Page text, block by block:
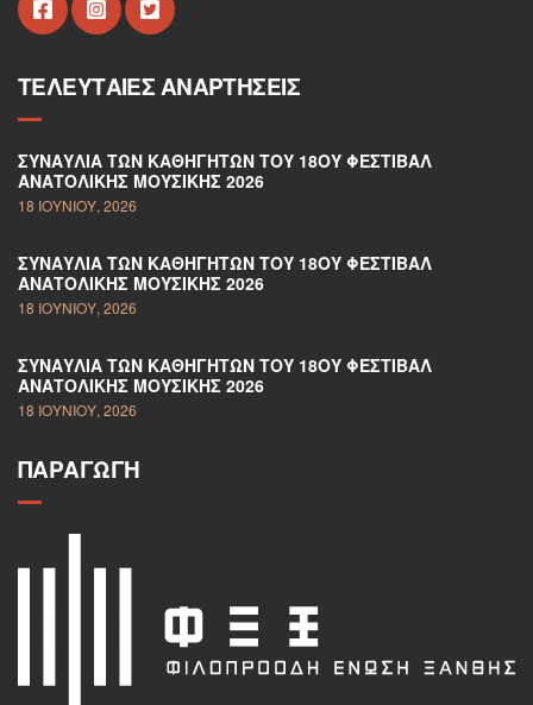
ΤΕΛΕΥΤΑΊΕΣ ΑΝΑΡΤΉΣΕΙΣ
ΣΥΝΑΥΛΊΑ ΤΩΝ ΚΑΘΗΓΗΤΏΝ ΤΟΥ 18ΟΥ ΦΕΣΤΙΒΆΛ
ΑΝΑΤΟΛΙΚΉΣ ΜΟΥΣΙΚΉΣ 2026
18 ΙΟΥΝΊΟΥ, 2026
ΣΥΝΑΥΛΊΑ ΤΩΝ ΚΑΘΗΓΗΤΏΝ ΤΟΥ 18ΟΥ ΦΕΣΤΙΒΆΛ
ΑΝΑΤΟΛΙΚΉΣ ΜΟΥΣΙΚΉΣ 2026
18 ΙΟΥΝΊΟΥ, 2026
ΣΥΝΑΥΛΊΑ ΤΩΝ ΚΑΘΗΓΗΤΏΝ ΤΟΥ 18ΟΥ ΦΕΣΤΙΒΆΛ
ΑΝΑΤΟΛΙΚΉΣ ΜΟΥΣΙΚΉΣ 2026
18 ΙΟΥΝΊΟΥ, 2026
ΠΑΡΑΓΩΓΉ